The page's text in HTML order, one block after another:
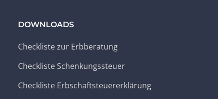
DOWNLOADS
Checkliste zur Erbberatung
Checkliste Schenkungssteuer
Checkliste Erbschaftsteuererklärung